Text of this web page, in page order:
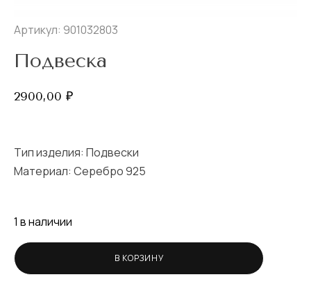
Артикул: 901032803
Подвеска
2900,00 ₽
Тип изделия: Подвески
Материал: Серебро 925
1 в наличии
В КОРЗИНУ